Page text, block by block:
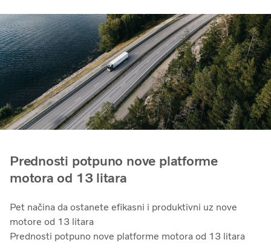
Prednosti potpuno nove platforme
motora od 13 litara
Pet načina da ostanete efikasni i produktivni uz nove
motore od 13 litara
Prednosti potpuno nove platforme motora od 13 litara